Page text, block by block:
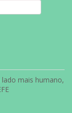
mais humano,